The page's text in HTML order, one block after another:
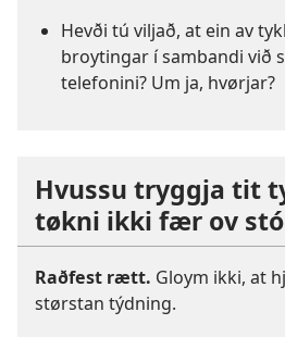
Hevði tú viljað, at ein av
broytingar í sambandi við
telefonini? Um ja, hvørjar?
Hvussu tryggja tit
tøkni ikki fær ov
Raðfest rætt. Gloym ikki, at
størstan týdning.